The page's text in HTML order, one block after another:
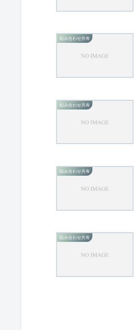
組み合わせ共有
組み合わせ共有
組み合わせ共有
組み合わせ共有